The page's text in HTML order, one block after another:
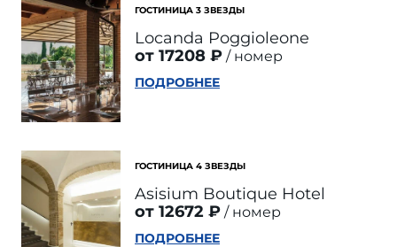
ГОСТИНИЦА 3 ЗВЕЗДЫ
Locanda Poggioleone
от 17208 ₽
номер
ПОДРОБНЕЕ
ГОСТИНИЦА 4 ЗВЕЗДЫ
Asisium Boutique Hotel
от 12672 ₽
номер
ПОДРОБНЕЕ